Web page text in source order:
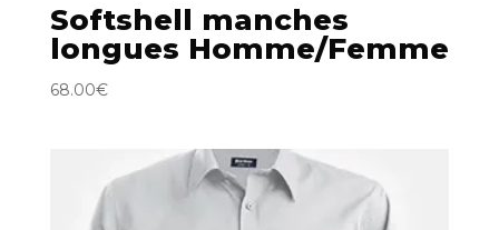
Softshell manches
longues Homme/Femme
68.00€